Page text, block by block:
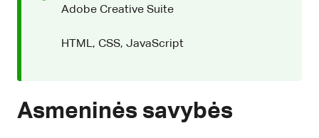
Adobe Creative Suite
HTML, CSS, JavaScript
Asmeninės savybės